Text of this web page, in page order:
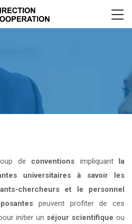
de conventions impliquant la
universitaires à savoir les
chercheurs et le personnel
peuvent profiter de ces
initier un séjour scientifique ou